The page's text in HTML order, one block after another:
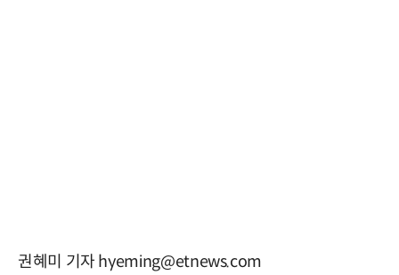
권혜미 기자 hyeming@etnews.com